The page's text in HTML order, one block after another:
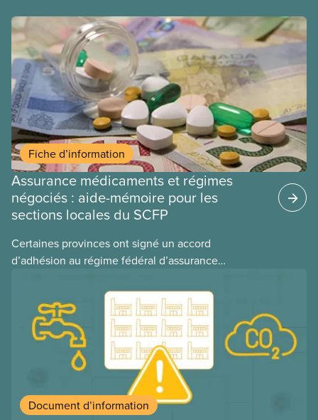
Fiche d’information
Assurance médicaments et régimes
négociés : aide-mémoire pour les
sections locales du SCFP
Certaines provinces ont signé un accord
d’adhésion au régime fédéral d’assurance
ces provinces s’interrogent sur l’incidence que ce
régime pourrait avoir sur leurs avantages
sociaux actuels.
Document d’information